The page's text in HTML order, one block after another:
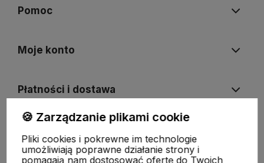
Pomoc
Moje konto
Płatności i dostawa
🍪 Zarządzanie plikami cookie
Pliki cookies i pokrewne im technologie
umożliwiają poprawne działanie strony i
pomagają nam dostosować ofertę do Twoich